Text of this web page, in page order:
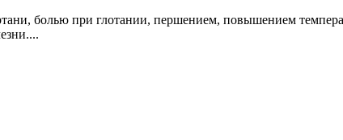
болью при глотании, першением, повышением